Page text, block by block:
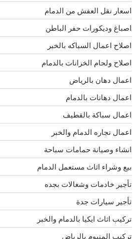
اسعار نقل العفش من الدمام
اصباغ وديكورات حفر الباطن
اصلاح اعمال السباكه بالخبر
اصلاح ولحام الخزانات بالدمام
اعمال دهان بالرياض
اعمال دهانات بالدمام
اعمال سباكة بالقطيف
اعمال نجاره الدمام والخبر
انشاء وصيانة حمامات سباحة
بيع وشراء اثاث مستعمل الدمام
تأجير خادمات وشغالات بجده
تأجير سيارات جدة
تركيب اثاث ايكيا بالدمام والخبر
تركيب المنيوم بالرياض